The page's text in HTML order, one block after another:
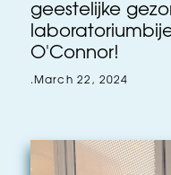
geestelijke
O'Connor!
. March 22, 2024